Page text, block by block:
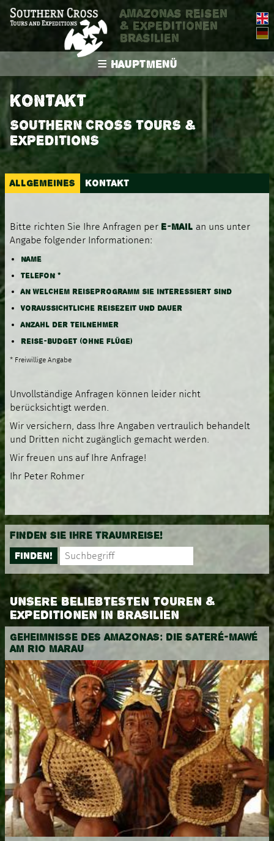
Amazonas Reisen
& Expeditionen
Brasilien
≡ HAUPTMENÜ
AMAZONAS-TOUREN
AMAZONAS-EXPEDITIONEN
WISSENSWERTES
KONTAKT
KONTAKT
SOUTHERN CROSS TOURS &
EXPEDITIONS
ALLGEMEINES KONTAKT
Bitte richten Sie Ihre Anfragen per E-MAIL an uns unter
Angabe folgender Informationen:
NAME
TELEFON *
AN WELCHEM REISEPROGRAMM SIE INTERESSIERT SIND
VORAUSSICHTLICHE REISEZEIT UND DAUER
ANZAHL DER TEILNEHMER
REISE-BUDGET (OHNE FLÜGE)
* Freiwillige Angabe
Unvollständige Anfragen können leider nicht
berücksichtigt werden.
Wir versichern, dass Ihre Angaben vertraulich behandelt
und Dritten nicht zugänglich gemacht werden.
Wir freuen uns auf Ihre Anfrage!
Ihr Peter Rohmer
FINDEN SIE IHRE TRAUMREISE!
FINDEN!
UNSERE BELIEBTESTEN TOUREN &
EXPEDITIONEN IN BRASILIEN
GEHEIMNISSE DES AMAZONAS: DIE SATERÉ-MAWÉ
AM RIO MARAU